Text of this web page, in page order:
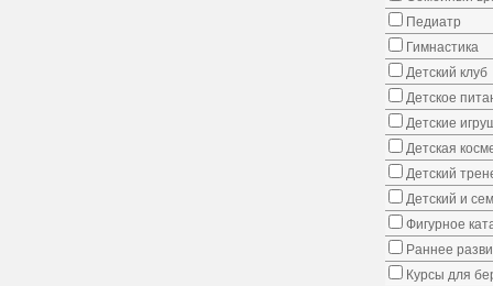
Педиатр
Гимнастика
Детский клуб
Детское
Детские
Детская
Детский
Детский и
Фигурное
Раннее
Курсы для